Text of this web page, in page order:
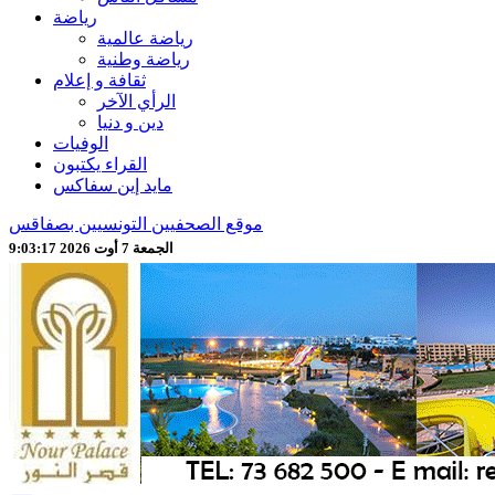
رياضة
رياضة عالمية
رياضة وطنية
ثقافة و إعلام
الرأي الآخر
دين و دنيا
الوفيات
القراء يكتبون
مايد إين سفاكس
موقع الصحفيين التونسيين بصفاقس
الجمعة 7 أوت 2026 9:03:19